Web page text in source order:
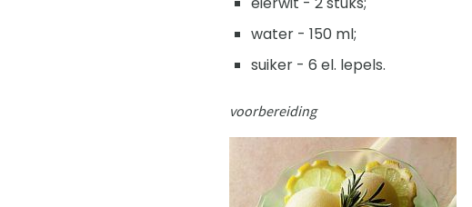
water - 150 ml;
suiker - 6 el. lepels.
voorbereiding